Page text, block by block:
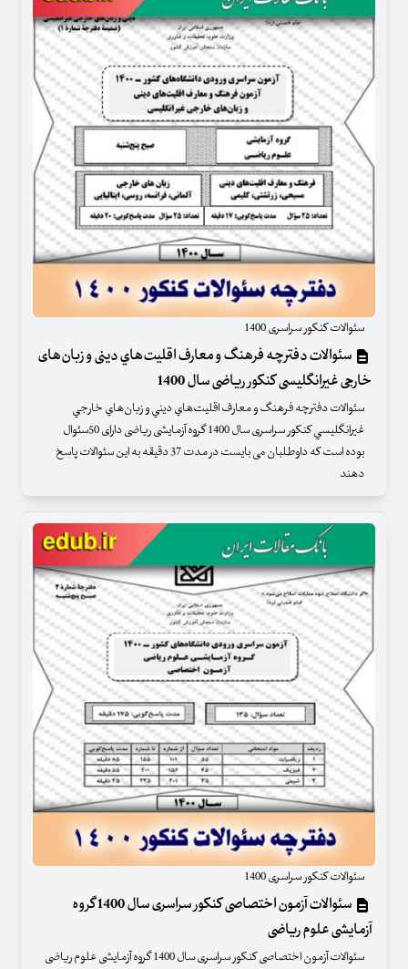
سئوالات کنکور سراسری 1400
سئوالات دفترچه فرهنگ و معارف اقليت‌هاي دينی و زبان‌های
خارجی غيرانگليسی کنکور ریاضی سال 1400
سئوالات دفترچه فرهنگ و معارف اقليت‌هاي ديني و زبان‌هاي خارجي
غيرانگليسي کنکور سراسری سال 1400 گروه آزمایشی ریاضی دارای 50سئوال
بوده است که داوطلبان می بایست در مدت 37 دقیقه به این سئوالات پاسخ
دهند
سئوالات کنکور سراسری 1400
سئوالات آزمون اختصاصی کنکور سراسری سال 1400 گروه
آزمایشی علوم ریاضی
سئوالات آزمون اختصاصی کنکور سراسری سال 1400 گروه آزمایشی علوم ریاضی